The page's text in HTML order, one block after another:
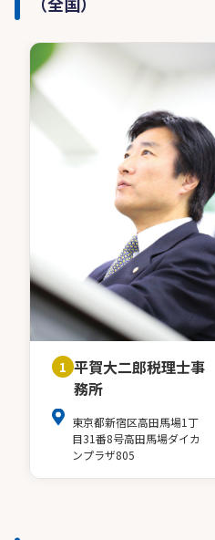
1 平賀大二郎税理士事
務所
東京都新宿区高田馬場1丁
目31番8号高田馬場ダイカ
ンプラザ805